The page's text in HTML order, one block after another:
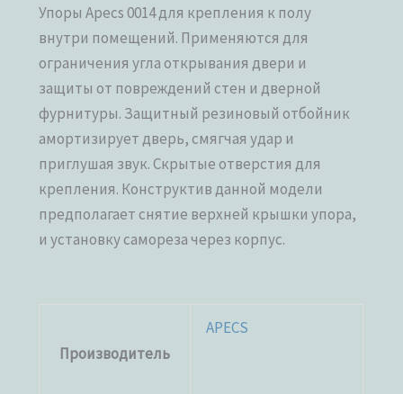
Упоры Apecs 0014 для крепления к полу
внутри помещений. Применяются для
ограничения угла открывания двери и
защиты от повреждений стен и дверной
фурнитуры. Защитный резиновый отбойник
амортизирует дверь, смягчая удар и
приглушая звук. Скрытые отверстия для
крепления. Конструктив данной модели
предполагает снятие верхней крышки упора,
и установку самореза через корпус.
Производитель
APECS